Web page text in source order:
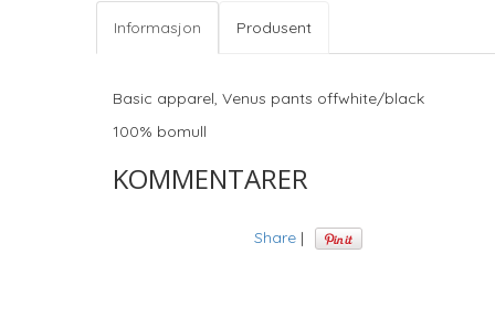
Informasjon Produsent
Basic apparel, Venus pants offwhite/black
100% bomull
KOMMENTARER
Share |